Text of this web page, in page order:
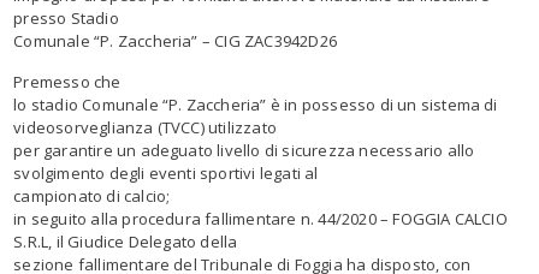
presso Stadio
Comunale “P. Zaccheria” – CIG ZAC3942D26
Premesso che
lo stadio Comunale “P. Zaccheria” è in possesso di un sistema di
videosorveglianza (TVCC) utilizzato
per garantire un adeguato livello di sicurezza necessario allo
svolgimento degli eventi sportivi legati al
campionato di calcio;
in seguito alla procedura fallimentare n. 44/2020 – FOGGIA CALCIO
S.R.L, il Giudice Delegato della
sezione fallimentare del Tribunale di Foggia ha disposto, con